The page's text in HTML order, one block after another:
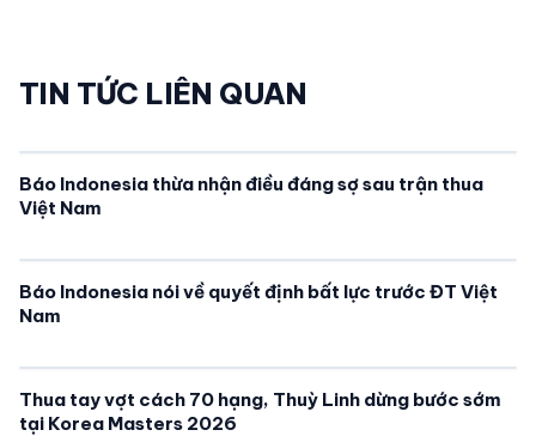
TIN TỨC LIÊN QUAN
Báo Indonesia thừa nhận điều đáng sợ sau trận thua
Việt Nam
Báo Indonesia nói về quyết định bất lực trước ĐT Việt
Nam
Thua tay vợt cách 70 hạng, Thuỳ Linh dừng bước sớm
tại Korea Masters 2026